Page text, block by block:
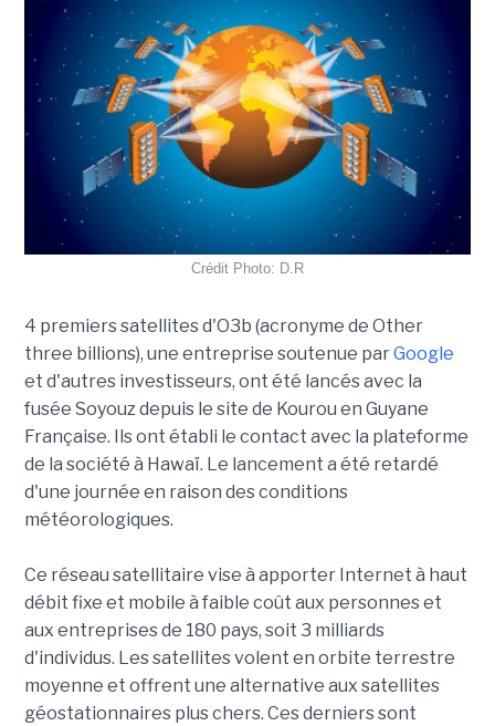
Crédit Photo: D.R
4 premiers satellites d'O3b (acronyme de Other
three billions), une entreprise soutenue parGoogle
et d'autres investisseurs, ont été lancés avec la
fusée Soyouz depuis le site de Kourou en Guyane
Française. Ils ont établi le contact avec la plateforme
de la société à Hawaï. Le lancement a été retardé
d'une journée en raison des conditions
météorologiques.
Ce réseau satellitaire vise à apporter Internet à haut
débit fixe et mobile à faible coût aux personnes et
aux entreprises de 180 pays, soit 3 milliards
d'individus. Les satellites volent en orbite terrestre
moyenne et offrent une alternative aux satellites
géostationnaires plus chers. Ces derniers sont